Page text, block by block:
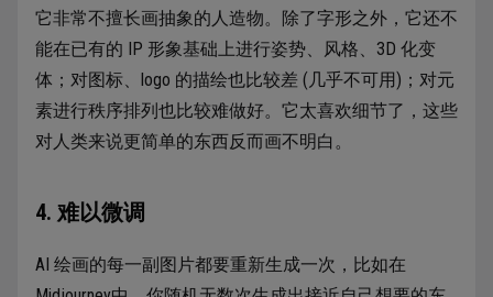
它非常不擅长画抽象的人造物。除了字形之外，它还不
能在已有的 IP 形象基础上进行姿势、风格、3D 化变
体；对图标、logo 的描绘也比较差 (几乎不可用)；对元
素进行秩序排列也比较难做好。它太喜欢细节了，这些
对人类来说更简单的东西反而画不明白。
4. 难以微调
AI 绘画的每一副图片都要重新生成一次，比如在